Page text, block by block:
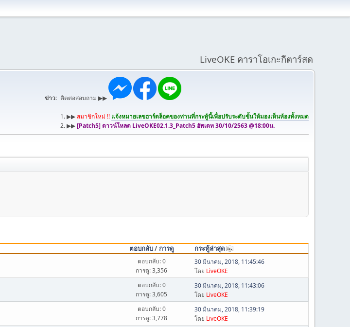
LiveOKE คาราโอเกะกีตาร์สด
ข่าว: ติดต่อสอบถาม ▶▶
1. ▶▶สมาชิกใหม่ !! แจ้งหมายเลขฮาร์ดล็อคของท่านที่กระทู้นี้เพื่อปรับระดับขั้นให้มองเห็นห้องทั้งหมด
2. ▶▶[Patch5] ดาวน์โหลด LiveOKE02.1.3_Patch5 อัพเดท 30/10/2563 @18:00น.
ตอบกลับ/ การดู
กระทู้ล่าสุด
ตอบกลับ: 0
การดู: 3,356
30 มีนาคม, 2018, 11:45:46
โดย LiveOKE
ตอบกลับ: 0
การดู: 3,605
30 มีนาคม, 2018, 11:43:06
โดย LiveOKE
ตอบกลับ: 0
การดู: 3,778
30 มีนาคม, 2018, 11:39:19
โดย LiveOKE